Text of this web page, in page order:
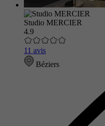
Studio MERCIER
4.9
11 avis
Béziers